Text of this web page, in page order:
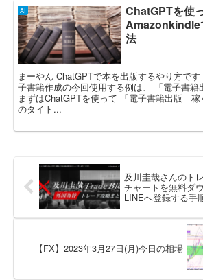
AI
ChatGPTを使
Amazonkindle
法
まーやん ChatGPTで本を出版するやり方で
子書籍作成の今回使用する例は、 「電子書籍
まずはChatGPTを使って 「電子書籍出版 稼
のタイト...
及川圭哉さんのト
チャートを無料ダ
LINEへ登録する手
【FX】2023年3月27日(月)今日の相場